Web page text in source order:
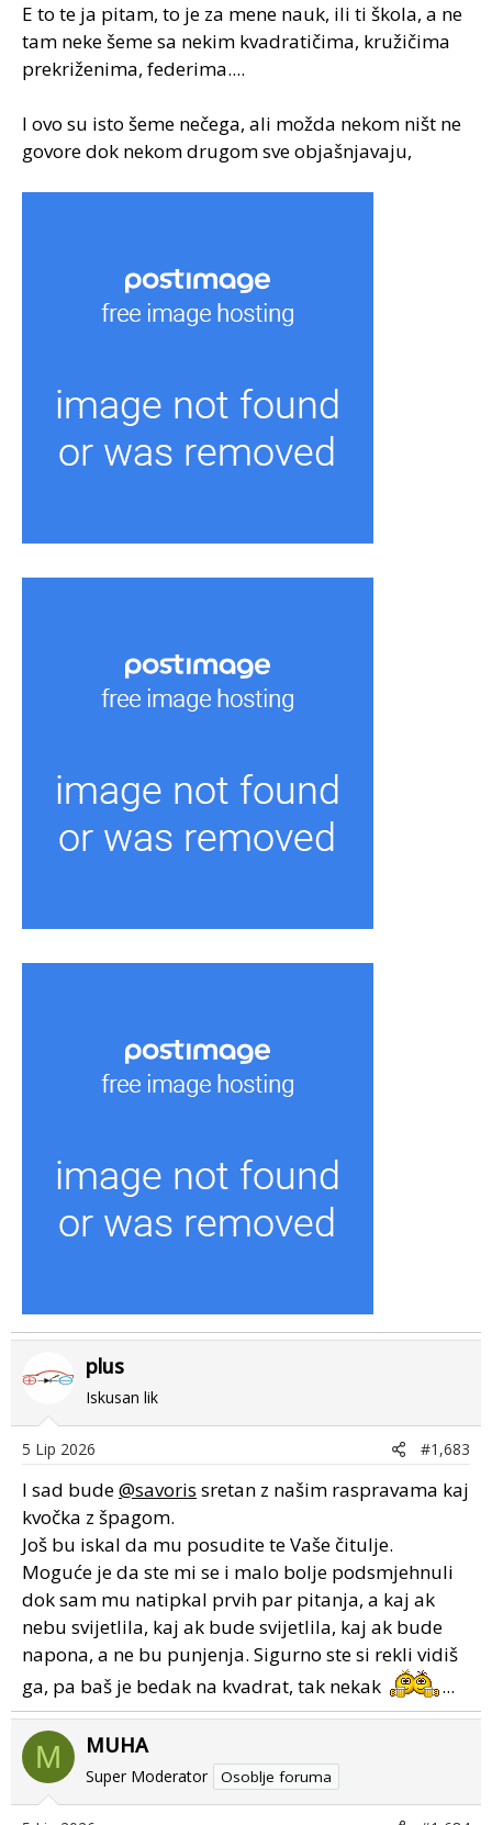
pomoćni relej koji upravlja kontrolkom, ali bio sam
uvjeren i podrazumijevao sam da to Vi svi koji
raspravljate i znate. Znala je u zvjezdište iči žica žute
je znati što je što. Inače nisu svi alternatori jako pitomi,
ima i drugačijih
E to te ja pitam, to je za mene nauk, ili ti škola, a ne
tam neke šeme sa nekim kvadratičima, kružičima
prekriženima, federima....
I ovo su isto šeme nečega, ali možda nekom ništ ne
govore dok nekom drugom sve objašnjavaju,
plus
Iskusan lik
5 Lip 2026 #1,683
I sad bude@savoris sretan z našim raspravama kaj
kvočka z špagom.
Još bu iskal da mu posudite te Vaše čitulje.
Moguće je da ste mi se i malo bolje podsmjehnuli
dok sam mu natipkal prvih par pitanja, a kaj ak
nebu svijetlila, kaj ak bude svijetlila, kaj ak bude
napona, a ne bu punjenja. Sigurno ste si rekli vidiš
ga, pa baš je bedak na kvadrat, tak nekak
...
M MUHA
Super Moderator Osoblje foruma